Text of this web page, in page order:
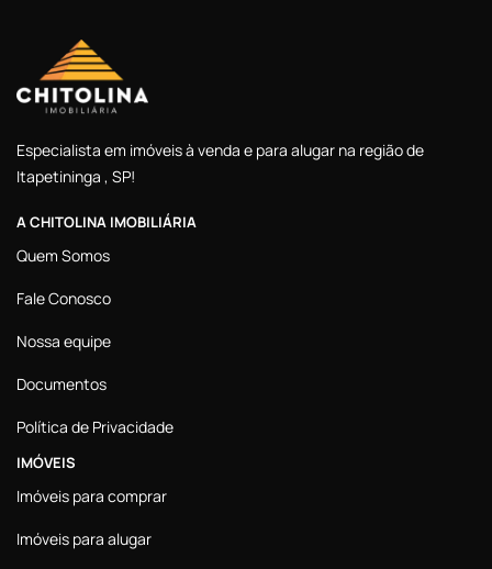
Especialista em imóveis à venda e para alugar na região de
Itapetininga , SP!
A CHITOLINA IMOBILIÁRIA
Quem Somos
Fale Conosco
Nossa equipe
Documentos
Política de Privacidade
IMÓVEIS
Imóveis para comprar
Imóveis para alugar